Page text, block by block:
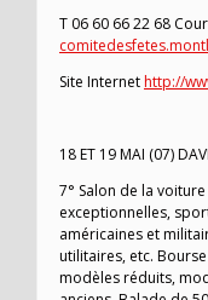
T 06 60 66 22 68
Site Internethttp://
18 ET 19 MAI (07)
7° Salon de la
exceptionnelles,
américaines et
utilitaires, etc.
modèles réduits,